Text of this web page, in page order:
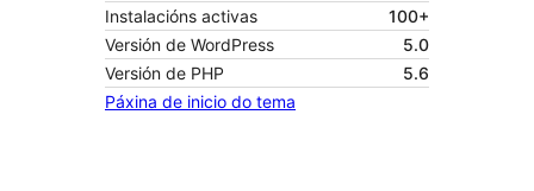
Instalacións activas
100+
Versión de WordPress
5.0
Versión de PHP
5.6
Páxina de inicio do tema